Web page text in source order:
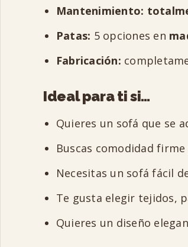
Mantenimiento:
Patas: 5 opciones en
Fabricación:
Ideal para ti si…
Quieres un sofá que se
Buscas comodidad
Necesitas un sofá fácil
Te gusta elegir tejidos,
Quieres un diseño